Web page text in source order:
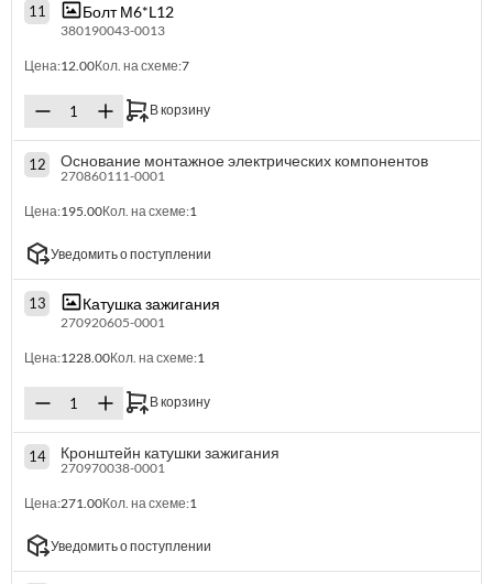
11 Болт М6*L12
380190043-0013
Цена:12.00Кол. на схеме:7
В корзину
12 Основание монтажное электрических компонентов
270860111-0001
Цена:195.00Кол. на схеме:1
Уведомить о поступлении
13 Катушка зажигания
270920605-0001
Цена:1228.00Кол. на схеме:1
В корзину
14 Кронштейн катушки зажигания
270970038-0001
Цена:271.00Кол. на схеме:1
Уведомить о поступлении